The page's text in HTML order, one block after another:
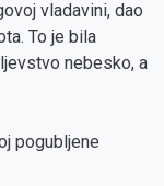
vladavini, dao
To je bila
nebesko, a
pogubljene